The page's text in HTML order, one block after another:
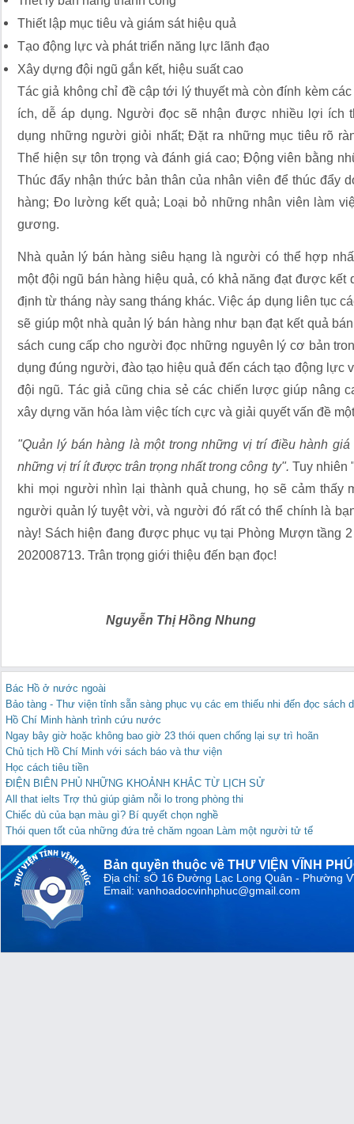
Thiết lập mục tiêu và giám sát hiệu quả
Tạo động lực và phát triển năng lực lãnh đạo
Xây dựng đội ngũ gắn kết, hiệu suất cao
Tác giả không chỉ đề cập tới lý thuyết mà còn đính kèm
ích, dễ áp dụng. Người đọc sẽ nhận được nhiều lợi ích
dụng những người giỏi nhất; Đặt ra những mục tiêu rõ
Thể hiện sự tôn trọng và đánh giá cao; Động viên bằng
Thúc đẩy nhận thức bản thân của nhân viên để thúc đẩy
hàng; Đo lường kết quả; Loại bỏ những nhân viên làm
gương.
Nhà quản lý bán hàng siêu hạng là người có thể hợp
một đội ngũ bán hàng hiệu quả, có khả năng đạt được
định từ tháng này sang tháng khác. Việc áp dụng liên tục
sẽ giúp một nhà quản lý bán hàng như bạn đạt kết quả
sách cung cấp cho người đọc những nguyên lý cơ bản
dụng đúng người, đào tạo hiệu quả đến cách tạo động lực
đội ngũ. Tác giả cũng chia sẻ các chiến lược giúp nâng
xây dựng văn hóa làm việc tích cực và giải quyết vấn đề
"Quản lý bán hàng là một trong những vị trí điều hành
những vị trí ít được trân trọng nhất trong công ty". Tuy nhiên
khi mọi người nhìn lại thành quả chung, họ sẽ cảm thấy
người quản lý tuyệt vời, và người đó rất có thể chính là
này! Sách hiện đang được phục vụ tại Phòng Mượn tầng
202008713. Trân trọng giới thiệu đến bạn đọc!
Nguyễn Thị Hồng Nhung
Bác Hồ ở nước ngoài
Bảo tàng - Thư viện tỉnh sẵn sàng phục vụ các em thiếu nhi đến đọc sách
Hồ Chí Minh hành trình cứu nước
Ngay bây giờ hoặc không bao giờ 23 thói quen chống lại sự trì hoãn
Chủ tịch Hồ Chí Minh với sách báo và thư viện
Học cách tiêu tiền
ĐIỆN BIÊN PHỦ NHỮNG KHOẢNH KHẮC TỪ LỊCH SỬ
All that ielts Trợ thủ giúp giảm nỗi lo trong phòng thi
Chiếc dù của bạn màu gì? Bí quyết chọn nghề
Thói quen tốt của những đứa trẻ chăm ngoan Làm một người tử tế
Bản quyền thuộc về THƯ VIỆN VĨNH
Địa chỉ: sỐ 16 Đường Lạc Long Quân - Phường
Email: vanhoadocvinhphuc@gmail.com